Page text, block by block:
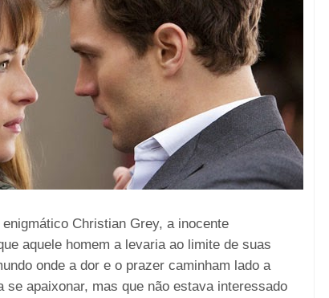
Christian Grey, a inocente
aquele homem a levaria ao limite de suas
onde a dor e o prazer caminham lado a
se apaixonar, mas que não estava interessado